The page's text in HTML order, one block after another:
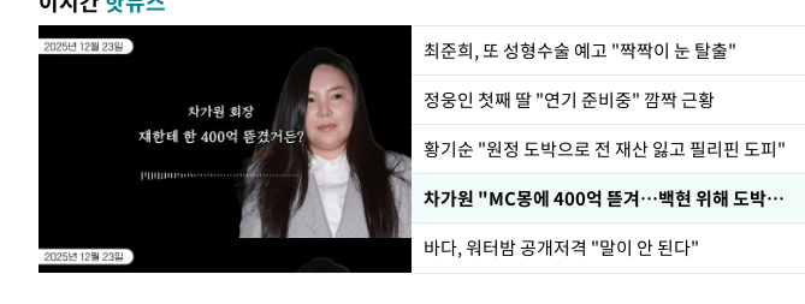
최준희, 또 성형수술 예고 "짝짝이 눈 탈출"
정웅인 첫째 딸 "연기 준비중" 깜짝 근황
황기순 "원정 도박으로 전 재산 잃고 필리핀 도피"
차가원 "MC몽에 400억 뜯겨…백현 위해 도박빚 갚아줘"
바다, 워터밤 공개저격 "말이 안 된다"